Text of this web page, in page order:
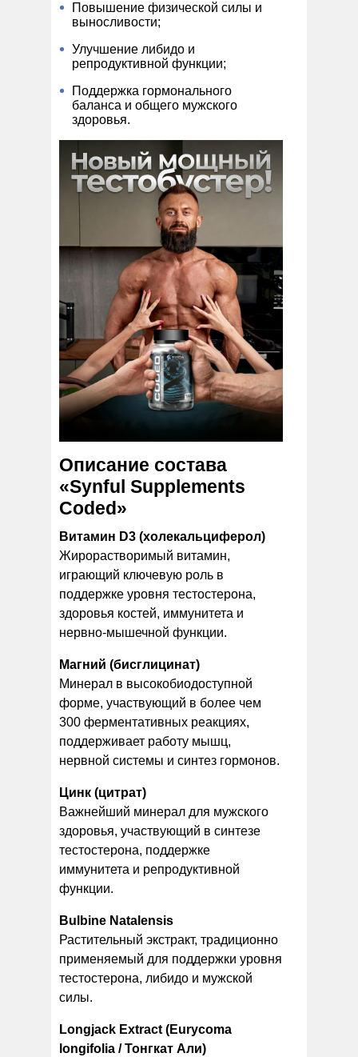
Повышение физической силы и
выносливости;
Улучшение либидо и
репродуктивной функции;
Поддержка гормонального
баланса и общего мужского
здоровья.
Описание состава
«Synful Supplements
Coded»
Витамин D3 (холекальциферол)
Жирорастворимый витамин,
играющий ключевую роль в
поддержке уровня тестостерона,
здоровья костей, иммунитета и
нервно-мышечной функции.
Магний (бисглицинат)
Минерал в высокобиодоступной
форме, участвующий в более чем
300 ферментативных реакциях,
поддерживает работу мышц,
нервной системы и синтез гормонов.
Цинк (цитрат)
Важнейший минерал для мужского
здоровья, участвующий в синтезе
тестостерона, поддержке
иммунитета и репродуктивной
функции.
Bulbine Natalensis
Растительный экстракт, традиционно
применяемый для поддержки уровня
тестостерона, либидо и мужской
силы.
Longjack Extract (Eurycoma
longifolia / Тонгкат Али)